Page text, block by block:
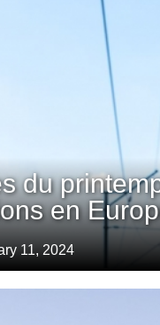
du
en
11, 2024